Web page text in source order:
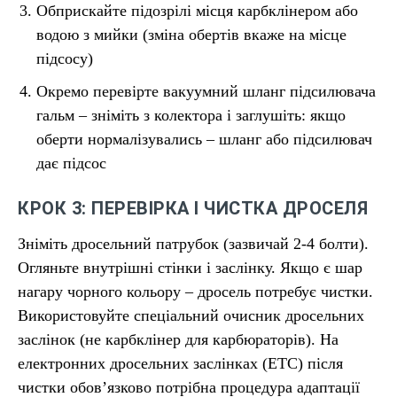
Обприскайте підозрілі місця карбклінером або
водою з мийки (зміна обертів вкаже на місце
підсосу)
Окремо перевірте вакуумний шланг підсилювача
гальм – зніміть з колектора і заглушіть: якщо
оберти нормалізувались – шланг або підсилювач
дає підсос
КРОК 3: ПЕРЕВІРКА І ЧИСТКА ДРОСЕЛЯ
Зніміть дросельний патрубок (зазвичай 2-4 болти).
Огляньте внутрішні стінки і заслінку. Якщо є шар
нагару чорного кольору – дросель потребує чистки.
Використовуйте спеціальний очисник дросельних
заслінок (не карбклінер для карбюраторів). На
електронних дросельних заслінках (ETC) після
чистки обов’язково потрібна процедура адаптації